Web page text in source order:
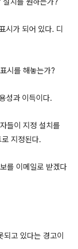
시가 되어 있다. 디
시를 해놓는가?
성과 이득이다.
들이 지정 설치를
지정된다.
를 이메일로 받겠다
고 있다는 경고이